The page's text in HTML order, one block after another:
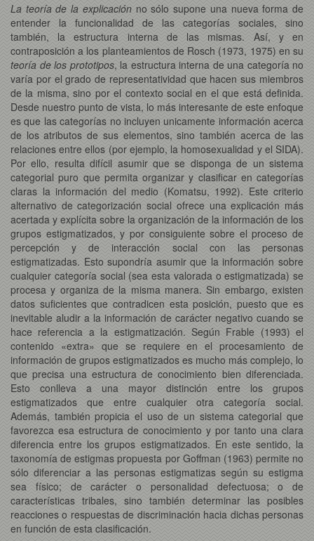
La teoría de la explicaciónno sólo supone una nueva forma de
entender la funcionalidad de las categorías sociales, sino
también, la estructura interna de las mismas. Así, y en
contraposición a los planteamientos de Rosch (1973, 1975) en su
teoría de los prototipos, la estructura interna de una categoría no
varía por el grado de representatividad que hacen sus miembros
de la misma, sino por el contexto social en el que está definida.
Desde nuestro punto de vista, lo más interesante de este enfoque
es que las categorías no incluyen unicamente información acerca
de los atributos de sus elementos, sino también acerca de las
relaciones entre ellos (por ejemplo, la homosexualidad y el SIDA).
Por ello, resulta difícil asumir que se disponga de un sistema
categorial puro que permita organizar y clasificar en categorías
claras la información del medio (Komatsu, 1992). Este criterio
alternativo de categorización social ofrece una explicación más
acertada y explícita sobre la organización de la información de los
grupos estigmatizados, y por consiguiente sobre el proceso de
percepción y de interacción social con las personas
estigmatizadas. Esto supondría asumir que la información sobre
cualquier categoría social (sea esta valorada o estigmatizada) se
procesa y organiza de la misma manera. Sin embargo, existen
datos suficientes que contradicen esta posición, puesto que es
inevitable aludir a la información de carácter negativo cuando se
hace referencia a la estigmatización. Según Frable (1993) el
contenido «extra» que se requiere en el procesamiento de
información de grupos estigmatizados es mucho más complejo, lo
que precisa una estructura de conocimiento bien diferenciada.
Esto conlleva a una mayor distinción entre los grupos
estigmatizados que entre cualquier otra categoría social.
Además, también propicia el uso de un sistema categorial que
favorezca esa estructura de conocimiento y por tanto una clara
diferencia entre los grupos estigmatizados. En este sentido, la
taxonomía de estigmas propuesta por Goffman (1963) permite no
sólo diferenciar a las personas estigmatizas según su estigma
sea físico; de carácter o personalidad defectuosa; o de
características tribales, sino también determinar las posibles
reacciones o respuestas de discriminación hacia dichas personas
en función de esta clasificación.